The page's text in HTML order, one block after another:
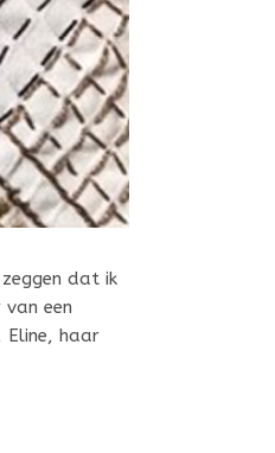
dat ik
een
Eline, haar